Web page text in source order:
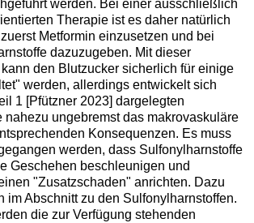
werden. Bei einer ausschließlich
Therapie ist es daher natürlich
Metformin einzusetzen und bei
dazuzugeben. Mit dieser
den Blutzucker sicherlich für einige
werden, allerdings entwickelt sich
1 [Pfützner 2023] dargelegten
nahezu ungebremst das makrovaskuläre
Konsequenzen. Es muss
werden, dass Sulfonylharnstoffe
Geschehen beschleunigen und
"Zusatzschaden" anrichten. Dazu
im Abschnitt zu den Sulfonylharnstoffen.
die zur Verfügung stehenden